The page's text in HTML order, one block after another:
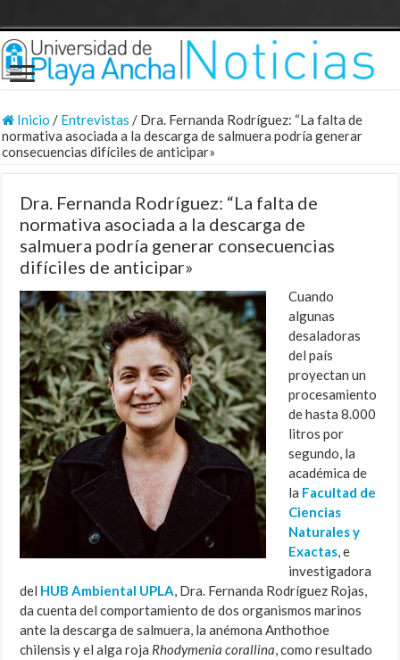
Inicio / Entrevistas / Dra. Fernanda Rodríguez: “La falta de
normativa asociada a la descarga de salmuera podría generar
consecuencias difíciles de anticipar»
Dra. Fernanda Rodríguez: “La falta de
normativa asociada a la descarga de
salmuera podría generar consecuencias
difíciles de anticipar»
Cuando
algunas
desaladoras
del país
proyectan un
procesamiento
de hasta 8.000
litros por
segundo, la
académica de
la Facultad de
Ciencias
Naturales y
Exactas, e
investigadora
del HUB Ambiental UPLA, Dra. Fernanda Rodríguez Rojas,
da cuenta del comportamiento de dos organismos marinos
ante la descarga de salmuera, la anémona Anthothoe
chilensis y el alga roja Rhodymenia corallina, como resultado